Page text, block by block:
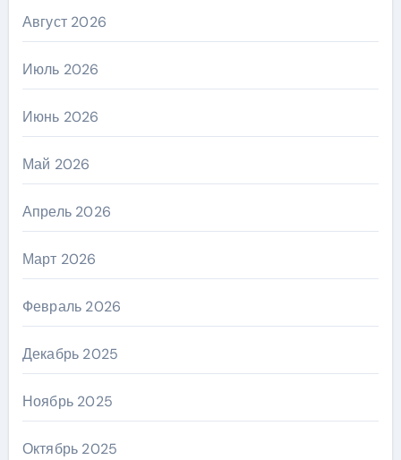
Август 2026
Июль 2026
Июнь 2026
Май 2026
Апрель 2026
Март 2026
Февраль 2026
Декабрь 2025
Ноябрь 2025
Октябрь 2025